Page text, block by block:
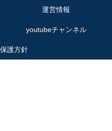
運営情報
youtubeチャンネル
護方針